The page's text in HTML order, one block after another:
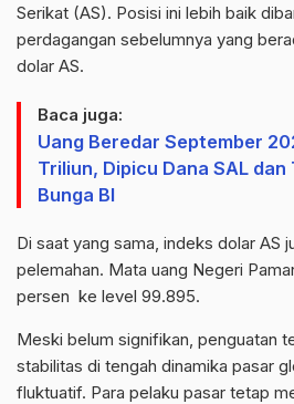
Serikat (AS). Posisi ini lebih baik
perdagangan sebelumnya yang
dolar AS.
Baca juga:
Uang Beredar September
Triliun, Dipicu Dana SAL
Bunga BI
Di saat yang sama, indeks dolar AS
pelemahan. Mata uang Negeri
persen ke level 99.895.
Meski belum signifikan, penguatan
stabilitas di tengah dinamika pasar
fluktuatif. Para pelaku pasar tetap